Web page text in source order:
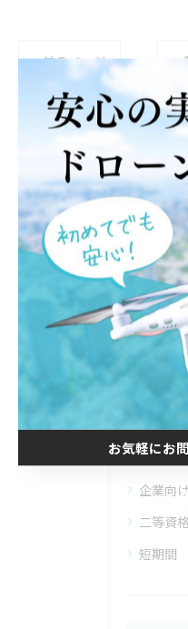
< 前のページ
関
#はじめて #ラ
#名取市
カテ
全ての
初めて
一等資格
企業向け
二等資
短期間
お気軽にお
お気軽にお